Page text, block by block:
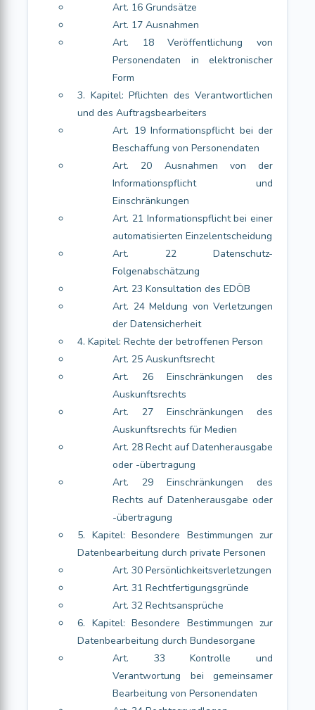
Art. 16 Grundsätze
Art. 17 Ausnahmen
Art. 18 Veröffentlichung von
Personendaten in elektronischer
Form
3. Kapitel: Pflichten des Verantwortlichen
und des Auftragsbearbeiters
Art. 19 Informationspflicht bei der
Beschaffung von Personendaten
Art. 20 Ausnahmen von der
Informationspflicht und
Einschränkungen
Art. 21 Informationspflicht bei einer
automatisierten Einzelentscheidung
Art. 22 Datenschutz-
Folgenabschätzung
Art. 23 Konsultation des EDÖB
Art. 24 Meldung von Verletzungen
der Datensicherheit
4. Kapitel: Rechte der betroffenen Person
Art. 25 Auskunftsrecht
Art. 26 Einschränkungen des
Auskunftsrechts
Art. 27 Einschränkungen des
Auskunftsrechts für Medien
Art. 28 Recht auf Datenherausgabe
oder -übertragung
Art. 29 Einschränkungen des
Rechts auf Datenherausgabe oder
-übertragung
5. Kapitel: Besondere Bestimmungen zur
Datenbearbeitung durch private Personen
Art. 30 Persönlichkeitsverletzungen
Art. 31 Rechtfertigungsgründe
Art. 32 Rechtsansprüche
6. Kapitel: Besondere Bestimmungen zur
Datenbearbeitung durch Bundesorgane
Art. 33 Kontrolle und
Verantwortung bei gemeinsamer
Bearbeitung von Personendaten